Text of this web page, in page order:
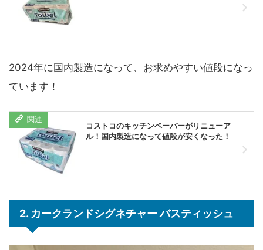
2024年に国内製造になって、お求めやすい値段になっ
ています！
コストコのキッチンペーパーがリニューア
ル！国内製造になって値段が安くなった！
2. カークランドシグネチャー バスティッシュ